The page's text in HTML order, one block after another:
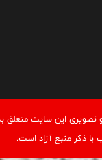
اين سايت متعلق
با ذكر منبع آزاد است.